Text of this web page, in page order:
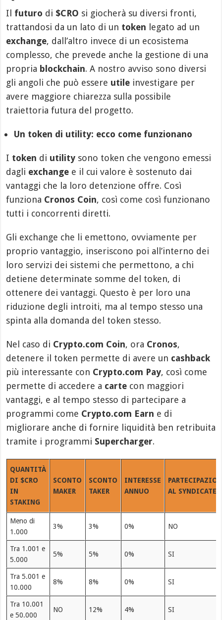
Il futuro di $CRO si giocherà su diversi fronti,
trattandosi da un lato di un token legato ad un
exchange, dall’altro invece di un ecosistema
complesso, che prevede anche la gestione di una
propria blockchain. A nostro avviso sono diversi
gli angoli che può essere utile investigare per
avere maggiore chiarezza sulla possibile
traiettoria futura del progetto.
Un token di utility: ecco come funzionano
I token di utility sono token che vengono emessi
dagli exchange e il cui valore è sostenuto dai
vantaggi che la loro detenzione offre. Così
funziona Cronos Coin, così come così funzionano
tutti i concorrenti diretti.
Gli exchange che li emettono, ovviamente per
proprio vantaggio, inseriscono poi all’interno dei
loro servizi dei sistemi che permettono, a chi
detiene determinate somme del token, di
ottenere dei vantaggi. Questo è per loro una
riduzione degli introiti, ma al tempo stesso una
spinta alla domanda del token stesso.
Nel caso di Crypto.com Coin, ora Cronos,
detenere il token permette di avere un cashback
più interessante con Crypto.com Pay, così come
permette di accedere a carte con maggiori
vantaggi, e al tempo stesso di partecipare a
programmi come Crypto.com Earn e di
migliorare anche di fornire liquidità ben retribuita
tramite i programmi Supercharger.
QUANTITÀ
DI $CRO
IN
STAKING
SCONTO
MAKER
SCONTO
TAKER
INTERESSE
ANNUO
AL SYNDICATE
Meno di
1.000
3% 3% 0% NO
Tra 1.001 e
5.000
5% 5% 0% SI
Tra 5.001 e
10.000
8% 8% 0% SI
Tra 10.001
e 50.000
NO 12% 4% SI